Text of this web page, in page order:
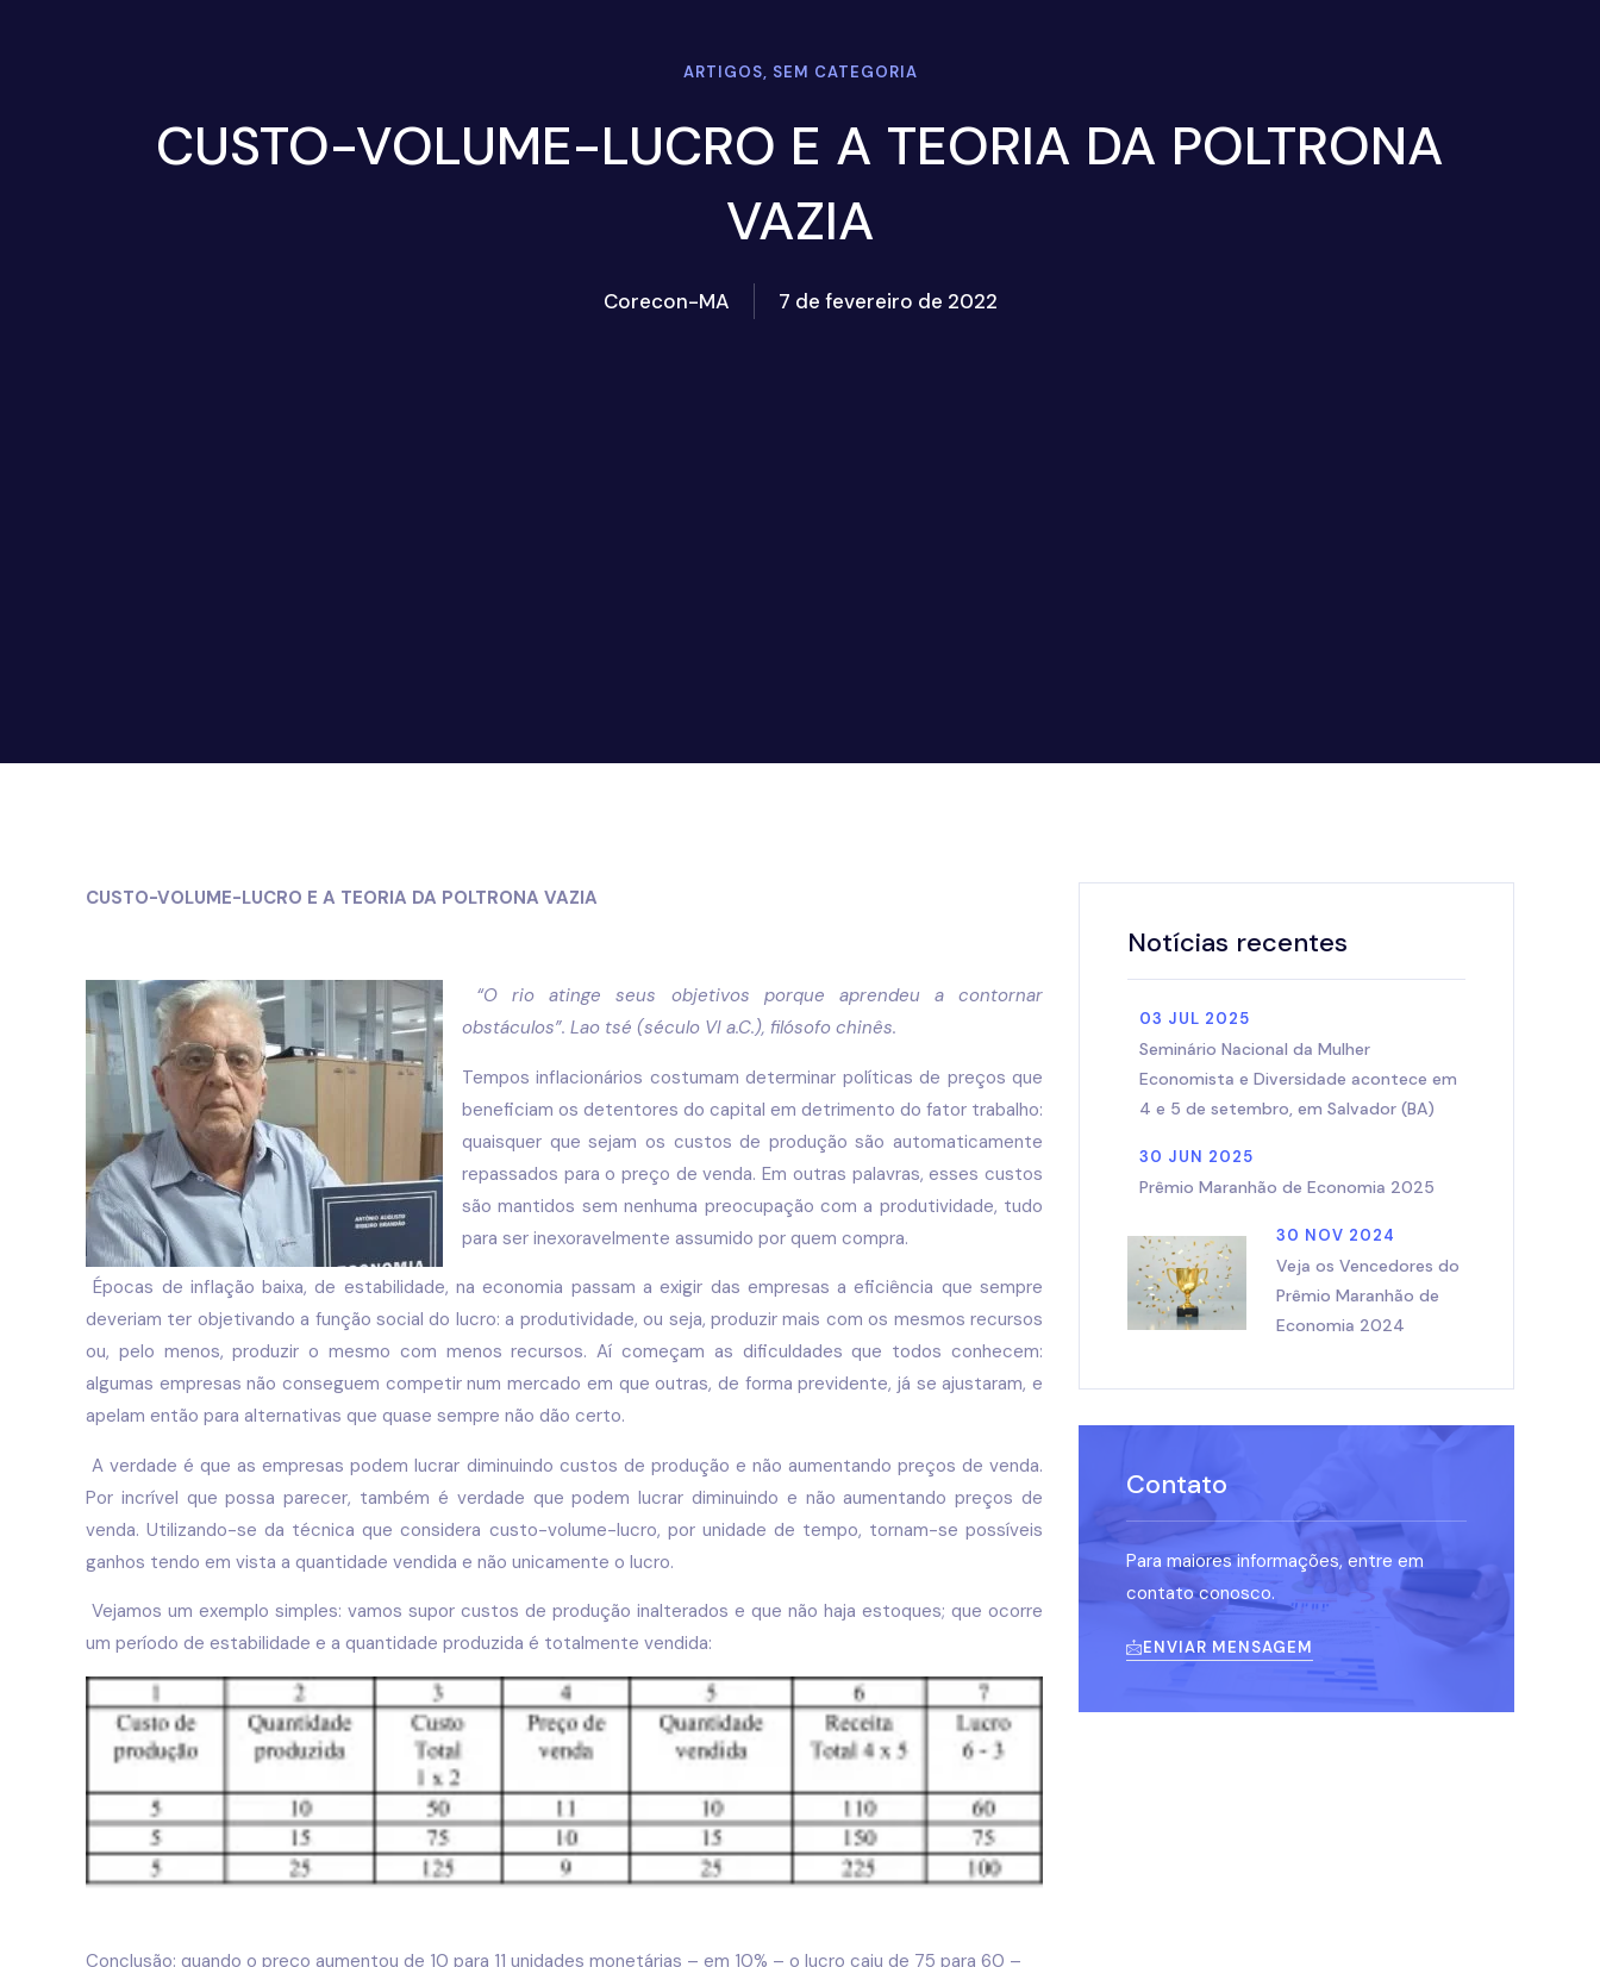
ARTIGOS, SEM CATEGORIA
CUSTO-VOLUME-LUCRO E A TEORIA DA POLTRONA
VAZIA
Corecon-MA 7 de fevereiro de 2022
CUSTO-VOLUME-LUCRO E A TEORIA DA POLTRONA VAZIA
“O rio atinge seus objetivos porque aprendeu a contornar
obstáculos”. Lao tsé (século VI a.C.), filósofo chinês.
Tempos inflacionários costumam determinar políticas de preços que
beneficiam os detentores do capital em detrimento do fator trabalho:
quaisquer que sejam os custos de produção são automaticamente
repassados para o preço de venda. Em outras palavras, esses custos
são mantidos sem nenhuma preocupação com a produtividade, tudo
para ser inexoravelmente assumido por quem compra.
Épocas de inflação baixa, de estabilidade, na economia passam a exigir das empresas a eficiência que sempre
deveriam ter objetivando a função social do lucro: a produtividade, ou seja, produzir mais com os mesmos recursos
ou, pelo menos, produzir o mesmo com menos recursos. Aí começam as dificuldades que todos conhecem:
algumas empresas não conseguem competir num mercado em que outras, de forma previdente, já se ajustaram, e
apelam então para alternativas que quase sempre não dão certo.
A verdade é que as empresas podem lucrar diminuindo custos de produção e não aumentando preços de venda.
Por incrível que possa parecer, também é verdade que podem lucrar diminuindo e não aumentando preços de
venda. Utilizando-se da técnica que considera custo-volume-lucro, por unidade de tempo, tornam-se possíveis
ganhos tendo em vista a quantidade vendida e não unicamente o lucro.
Vejamos um exemplo simples: vamos supor custos de produção inalterados e que não haja estoques; que ocorre
um período de estabilidade e a quantidade produzida é totalmente vendida:
Conclusão: quando o preço aumentou de 10 para 11 unidades monetárias – em 10% – o lucro caiu de 75 para 60 –
Notícias recentes
03 JUL 2025
Seminário Nacional da Mulher
Economista e Diversidade acontece em
4 e 5 de setembro, em Salvador (BA)
30 JUN 2025
Prêmio Maranhão de Economia 2025
30 NOV 2024
Veja os Vencedores do
Prêmio Maranhão de
Economia 2024
Contato
Para maiores informações, entre em
contato conosco.
ENVIAR MENSAGEM